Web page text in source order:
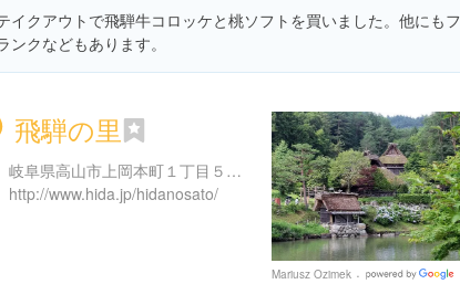
イクアウトで飛騨牛コロッケと桃ソフトを買いました。他にもフ
ンクなどもあります。
飛騨の里
岐阜県高山市上岡本町１丁目５９０
http://www.hida.jp/hidanosato/
Mariusz Ozimek